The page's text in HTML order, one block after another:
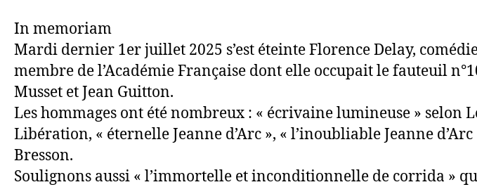
In memoriam
Mardi dernier 1er juillet 2025 s’est éteinte Florence Delay,
membre de l’Académie Française dont elle occupait le fauteuil
Musset et Jean Guitton.
Les hommages ont été nombreux : « écrivaine lumineuse » selon
Libération, « éternelle Jeanne d’Arc », « l’inoubliable Jeanne
Bresson.
Soulignons aussi « l’immortelle et inconditionnelle de corrida »